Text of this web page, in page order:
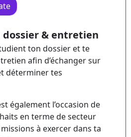
dossier & entretien
ton dossier et te
afin d’échanger sur
déterminer tes
également l’occasion de
en terme de secteur
à exercer dans ta